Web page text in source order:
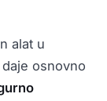
alat u
osnovno